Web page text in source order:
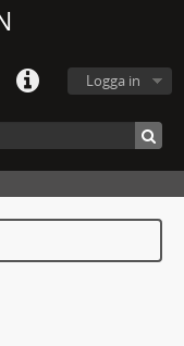
Logga in